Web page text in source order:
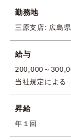
勤務地
三原支店: 広島
給与
200,000～
当社規定による
昇給
年１回